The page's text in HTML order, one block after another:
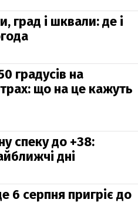
град і шквали: де і
градусів на
що на це кажуть
спеку до +38:
дні
6 серпня пригріє до